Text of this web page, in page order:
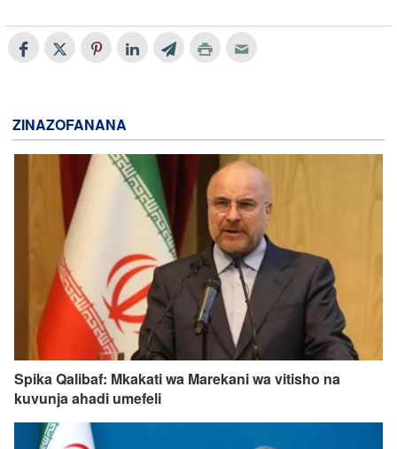
ZINAZOFANANA
Spika Qalibaf: Mkakati wa Marekani wa vitisho na
kuvunja ahadi umefeli